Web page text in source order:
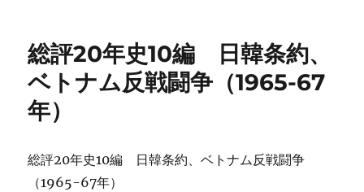
ー
総評20年史10編 日韓条約、
ベトナム反戦闘争（1965-67
年）
総評20年史10編 日韓条約、ベトナム反戦闘争
（1965-67年）